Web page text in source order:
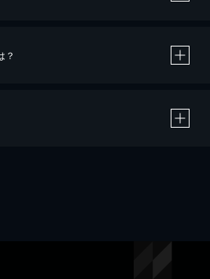
ットカード決済による作品の購入 / レンタルです。
の購入 / レンタルは、20％のポイント還元です。
？